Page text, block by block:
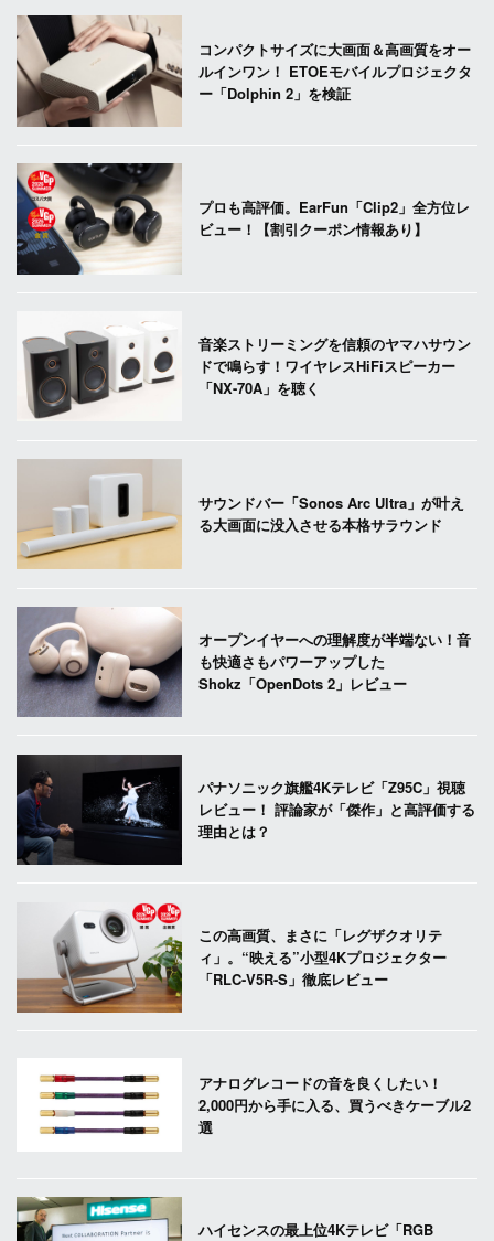
コンパクトサイズに大画面＆高画質をオー
ルインワン！ ETOEモバイルプロジェクタ
ー「Dolphin 2」を検証
プロも高評価。EarFun「Clip2」全方位レ
ビュー！【割引クーポン情報あり】
音楽ストリーミングを信頼のヤマハサウン
ドで鳴らす！ワイヤレスHiFiスピーカー
「NX-70A」を聴く
サウンドバー「Sonos Arc Ultra」が叶え
る大画面に没入させる本格サラウンド
オープンイヤーへの理解度が半端ない！音
も快適さもパワーアップした
Shokz「OpenDots 2」レビュー
パナソニック旗艦4Kテレビ「Z95C」視聴
レビュー！ 評論家が「傑作」と高評価する
理由とは？
この高画質、まさに「レグザクオリテ
ィ」。“映える”小型4Kプロジェクター
「RLC-V5R-S」徹底レビュー
アナログレコードの音を良くしたい！
2,000円から手に入る、買うべきケーブル2
選
ハイセンスの最上位4Kテレビ「RGB